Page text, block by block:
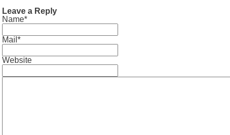
Leave a Reply
Name*
Mail*
Website